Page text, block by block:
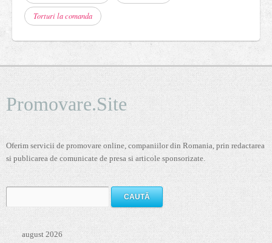
Torturi la comanda
Promovare.Site
Oferim servicii de promovare online, companiilor din Romania, prin redactarea
si publicarea de comunicate de presa si articole sponsorizate.
după:
august 2026